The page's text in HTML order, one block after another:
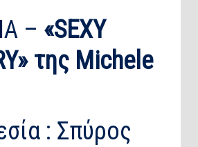
– «SEXY
της Michele
: Σπύρος